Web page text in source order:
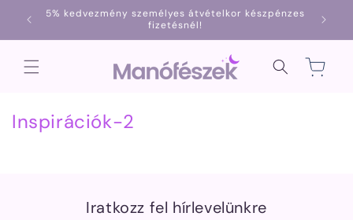
Ugrás a
tartalomhoz
5% kedvezmény személyes átvételkor készpénzes
fizetésnél!
Kosár
Inspirációk-2
Iratkozz fel hírlevelünkre